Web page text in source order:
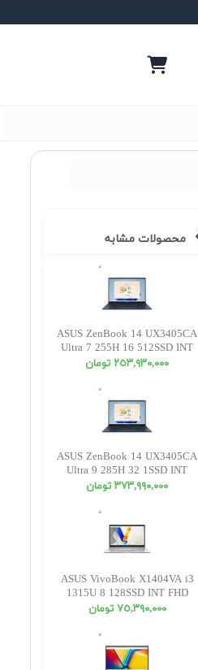
محصولات مشابه
ASUS ZenBook 14 UX3405CA
Ultra 7 255H 16 512SSD INT
WUXGA OLED
٢٥٣,٩٣٠,٠٠٠ تومان
ASUS ZenBook 14 UX3405CA
Ultra 9 285H 32 1SSD INT
WUXGA OLED Touch
٣٧٣,٩٩٠,٠٠٠ تومان
ASUS VivoBook X1404VA i3
1315U 8 128SSD INT FHD
٧٥,٣٩٠,٠٠٠ تومان